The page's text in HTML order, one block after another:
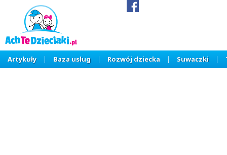
Artykuły Baza usług Rozwój dziecka Suwaczki